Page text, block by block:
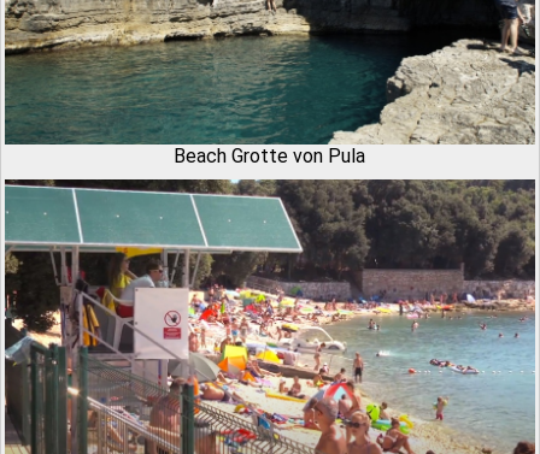
Beach Grotte von Pula